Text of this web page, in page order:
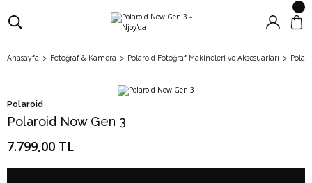
Anasayfa Fotoğraf & Kamera Polaroid Fotoğraf Makineleri ve Aksesuarları
Polaroid
Polaroid Now Gen 3
7.799,00 TL